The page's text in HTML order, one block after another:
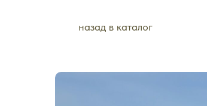
назад в каталог